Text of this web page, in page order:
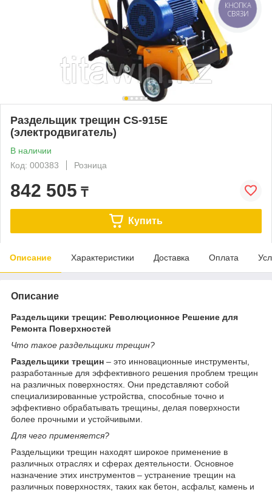
Раздельщик трещин CS-915E
(электродвигатель)
В наличии
Код: 000383
Розница
842 505 ₸
Купить
Описание Характеристики Доставка Оплата
Описание
Раздельщики трещин: Революционное Решение для
Ремонта Поверхностей
Что такое раздельщики трещин?
Раздельщики трещин – это инновационные инструменты,
разработанные для эффективного решения проблем трещин
на различных поверхностях. Они представляют собой
специализированные устройства, способные точно и
эффективно обрабатывать трещины, делая поверхности
более прочными и устойчивыми.
Для чего применяется?
Раздельщики трещин находят широкое применение в
различных отраслях и сферах деятельности. Основное
назначение этих инструментов – устранение трещин на
различных поверхностях, таких как бетон, асфальт, камень и
КНОПКА
СВЯЗИ